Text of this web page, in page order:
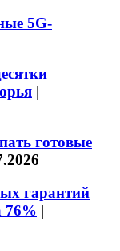
5G-
|
готовые
гарантий
76% |